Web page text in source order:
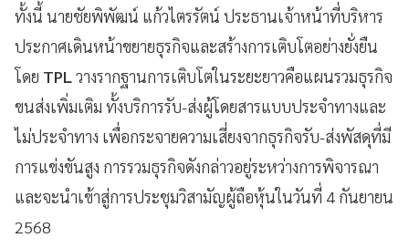
ทั้งนี้ นายชัยพิพัฒน์ แก้วไตรรัตน์ ประธานเจ้าหน้าที่บริหาร
ประกาศเดินหน้าขยายธุรกิจและสร้างการเติบโตอย่างยั่งยืน
โดย TPLวางรากฐานการเติบโตในระยะยาวคือแผนรวมธุรกิจ
ขนส่งเพิ่มเติม ทั้งบริการรับ-ส่งผู้โดยสารแบบประจำทางและ
ไม่ประจำทาง เพื่อกระจายความเสี่ยงจากธุรกิจรับ-ส่งพัสดุที่มี
การแข่งขันสูง การรวมธุรกิจดังกล่าวอยู่ระหว่างการพิจารณา
และจะนำเข้าสู่การประชุมวิสามัญผู้ถือหุ้นในวันที่ 4 กันยายน
2568